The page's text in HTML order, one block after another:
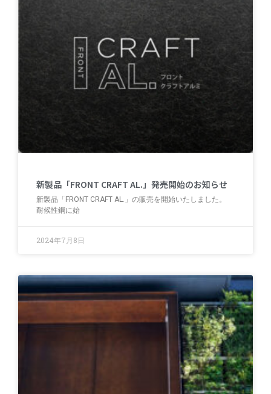
新製品「FRONT CRAFT AL.」発売開始のお知らせ
新製品「FRONT CRAFT AL.」の販売を開始いたしました。
耐候性鋼に始
2024年7月8日